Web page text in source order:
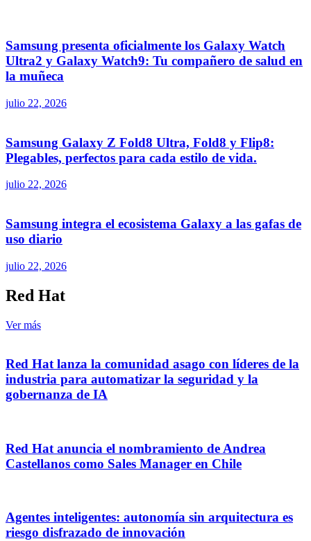
Samsung presenta oficialmente los Galaxy Watch
Ultra2 y Galaxy Watch9: Tu compañero de salud en
la muñeca
julio 22, 2026
Samsung Galaxy Z Fold8 Ultra, Fold8 y Flip8:
Plegables, perfectos para cada estilo de vida.
julio 22, 2026
Samsung integra el ecosistema Galaxy a las gafas de
uso diario
julio 22, 2026
Red Hat
Ver más
Red Hat lanza la comunidad asago con líderes de la
industria para automatizar la seguridad y la
gobernanza de IA
Red Hat anuncia el nombramiento de Andrea
Castellanos como Sales Manager en Chile
Agentes inteligentes: autonomía sin arquitectura es
riesgo disfrazado de innovación